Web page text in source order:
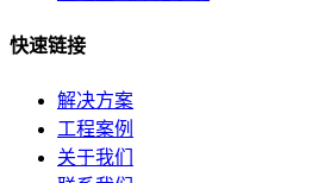
快速链接
解决方案
工程案例
关于我们